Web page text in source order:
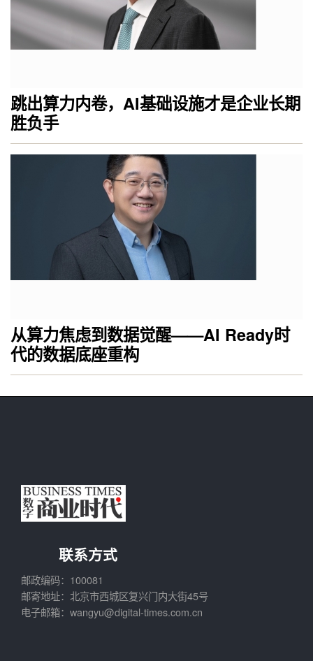
跳出算力内卷，AI基础设施才是企业长期
胜负手
从算力焦虑到数据觉醒——AI Ready时
代的数据底座重构
联系方式
邮政编码：100081
邮寄地址：北京市西城区复兴门内大街45号
电子邮箱：wangyu@digital-times.com.cn